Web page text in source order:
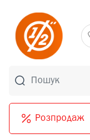
Розпродаж